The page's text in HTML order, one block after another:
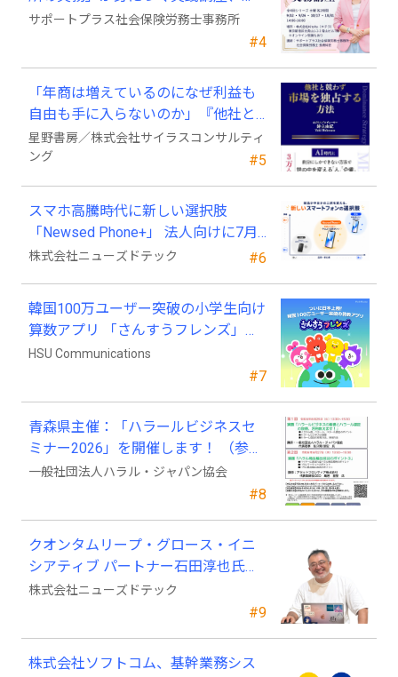
#4
2026年9月開講
サポートプラス社会保険労務士事務所
#5
「年商は増えているのになぜ利益も
自由も手に入らないのか」『他社と
競わず 市場を独占する方法』発売
星野書房／株式会社サイラスコンサルティ
ング
#6
スマホ高騰時代に新しい選択肢
「Newsed Phone+」 法人向けに7月
23日から販売開始
株式会社ニューズドテック
#7
韓国100万ユーザー突破の小学生向け
算数アプリ 「さんすうフレンズ」、
ついに日本上陸!
HSU Communications
#8
青森県主催：「ハラールビジネスセ
ミナー2026」を開催します！ （参加
費無料）
一般社団法人ハラル・ジャパン協会
#9
クオンタムリープ・グロース・イニ
シアティブ パートナー石田淳也氏が
ニューズドテックの戦略顧問に就任
株式会社ニューズドテック
株式会社ソフトコム、基幹業務シス